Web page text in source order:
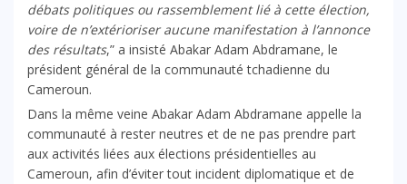
débats politiques ou rassemblement lié à cette élection,
voire de n’extérioriser aucune manifestation à l’annonce
des résultats,” a insisté Abakar Adam Abdramane, le
président général de la communauté tchadienne du
Cameroun.
Dans la même veine Abakar Adam Abdramane appelle la
communauté à rester neutres et de ne pas prendre part
aux activités liées aux élections présidentielles au
Cameroun, afin d’éviter tout incident diplomatique et de